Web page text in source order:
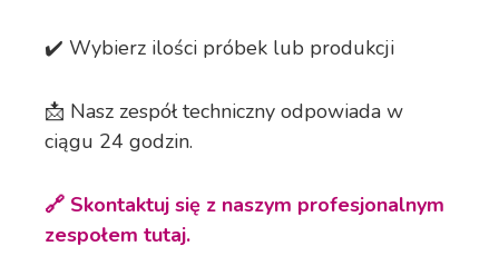
✔️ Wybierz ilości próbek lub produkcji
📩 Nasz zespół techniczny odpowiada w
ciągu 24 godzin.
🔗 Skontaktuj się z naszym profesjonalnym
zespołem tutaj.